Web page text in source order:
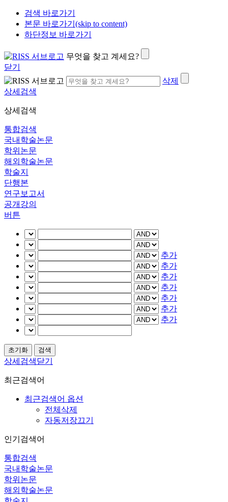
검색 바로가기
본문 바로가기(skip to content)
하단정보 바로가기
무엇을 찾고 계세요?
닫기
삭제
상세검색
상세검색
통합검색
국내학술논문
학위논문
해외학술논문
학술지
단행본
연구보고서
공개강의
버튼
추가
추가
추가
추가
추가
추가
추가
상세검색닫기
최근검색어
최근검색어 옵션
전체삭제
자동저장끄기
인기검색어
통합검색
국내학술논문
학위논문
해외학술논문